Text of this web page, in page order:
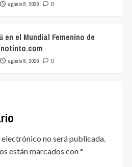
agosto 8, 2026 0
en el Mundial Femenino de
agosto 8, 2026 0
no será publicada.
están marcados con*